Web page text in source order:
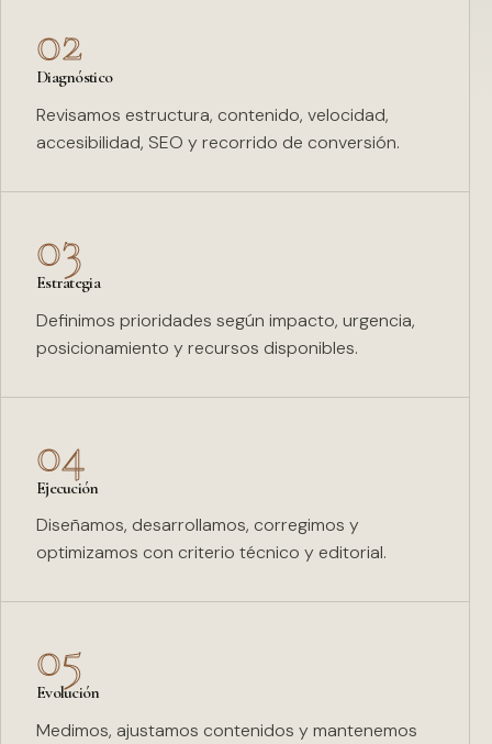
02
Diagnóstico
Revisamos estructura, contenido, velocidad,
accesibilidad, SEO y recorrido de conversión.
03
Estrategia
Definimos prioridades según impacto, urgencia,
posicionamiento y recursos disponibles.
04
Ejecución
Diseñamos, desarrollamos, corregimos y
optimizamos con criterio técnico y editorial.
05
Evolución
Medimos, ajustamos contenidos y mantenemos